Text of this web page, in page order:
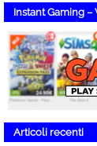
Instant Gaming
Articoli recenti